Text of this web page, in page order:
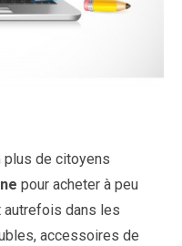
plus de citoyens
pour acheter à peu
autrefois dans les
accessoires de